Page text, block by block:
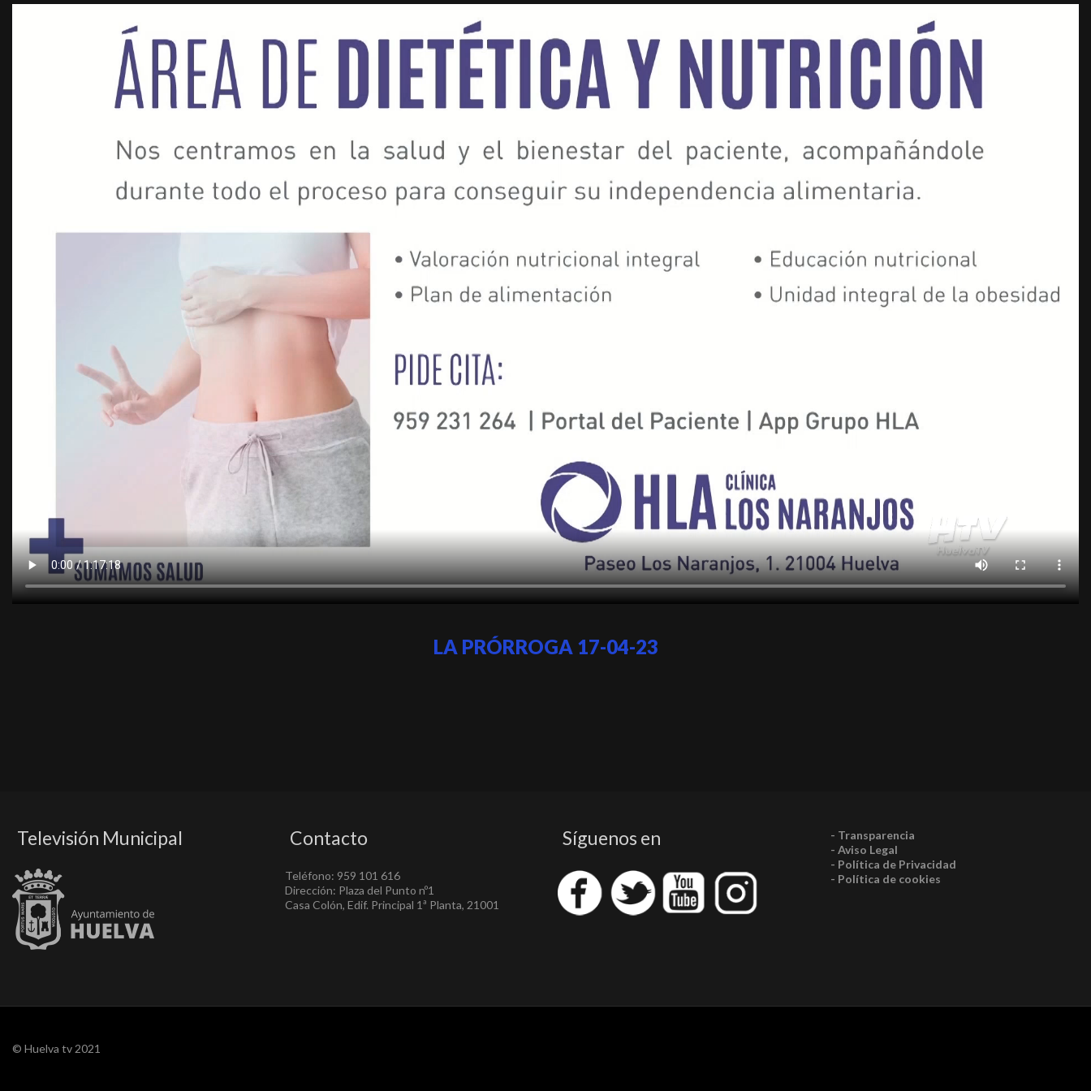
LA PRÓRROGA 17-04-23
Televisión Municipal Contacto
Teléfono: 959 101 616
Dirección: Plaza del Punto nº1
Casa Colón, Edif. Principal 1ª Planta, 21001
Síguenos en
- Transparencia
- Aviso Legal
- Política de Privacidad
- Política de cookies
© Huelva tv 2021